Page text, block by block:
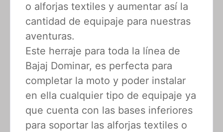
o alforjas textiles y aumentar así la
cantidad de equipaje para nuestras
aventuras.
Este herraje para toda la línea de
Bajaj Dominar, es perfecta para
completar la moto y poder instalar
en ella cualquier tipo de equipaje ya
que cuenta con las bases inferiores
para soportar las alforjas textiles o